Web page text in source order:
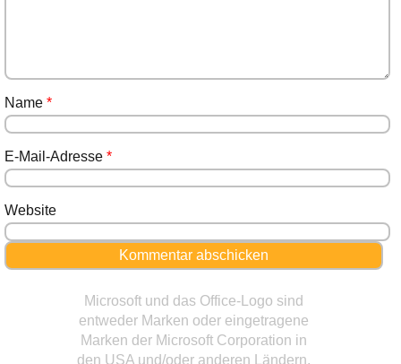
Name *
E-Mail-Adresse *
Website
Microsoft und das Office-Logo sind
entweder Marken oder eingetragene
Marken der Microsoft Corporation in
den USA und/oder anderen Ländern.